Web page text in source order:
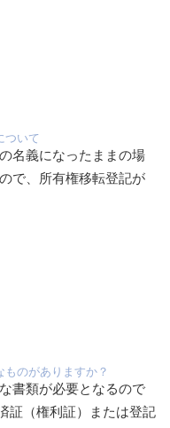
ついて
名義になったままの場
で、所有権移転登記が
のがありますか？
書類が必要となるので
証（権利証）または登記